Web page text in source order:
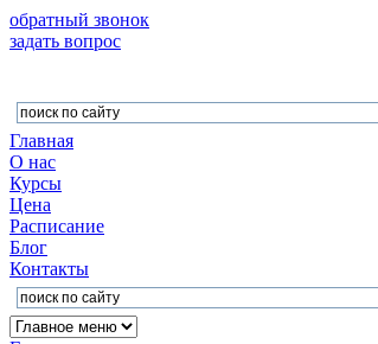
обратный звонок
задать вопрос
Главная
О нас
Курсы
Цена
Расписание
Блог
Контакты